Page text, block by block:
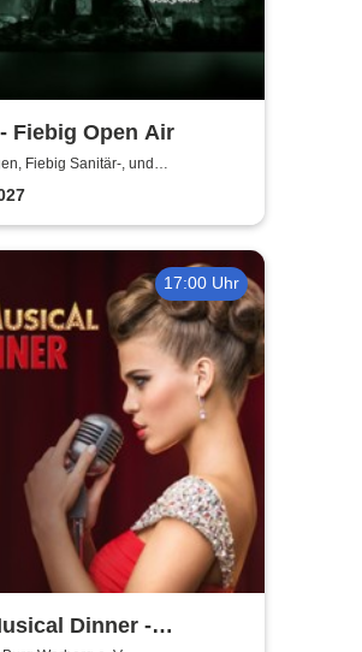
Fiebig Open Air
Fiebig Sanitär-, und
17:00 Uhr
Dinner -